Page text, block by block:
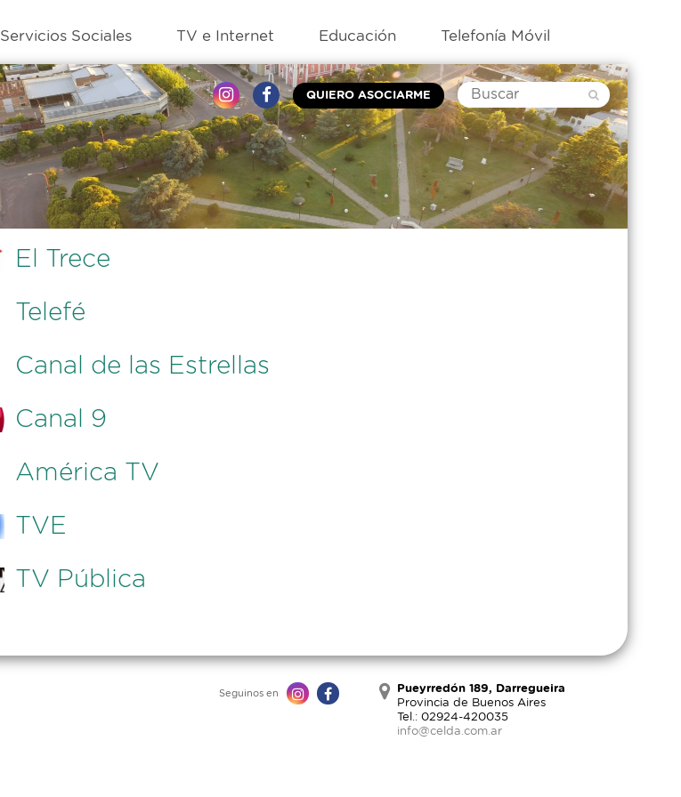
Servicios Sociales TV e Internet Educación Telefonía Móvil
QUIERO ASOCIARME
El Trece
Telefé
Canal de las Estrellas
Canal 9
América TV
TVE
TV Pública
Pueyrredón 189, Darregueira
Provincia de Buenos Aires
Tel.: 02924-420035
info@celda.com.ar
Seguinos en